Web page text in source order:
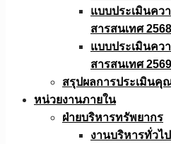
แบบประเมินคว
สารสนเทศ 2568
แบบประเมินคว
สารสนเทศ 2569
สรุปผลการประเมินคุ
หน่วยงานภายใน
ฝ่ายบริหารทรัพยากร
งานบริหารทั่วไป